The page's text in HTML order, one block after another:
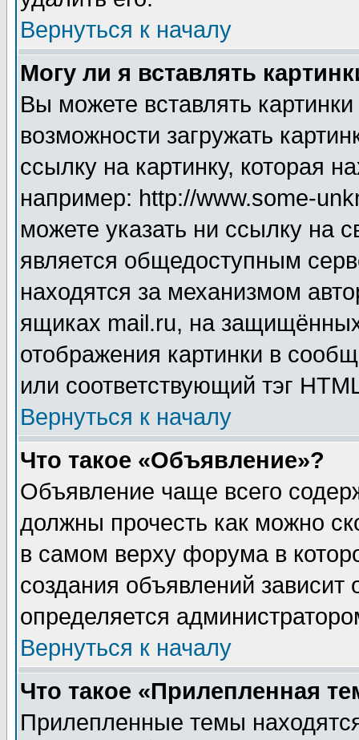
Вернуться к началу
Могу ли я вставлять
Вы можете вставлять
возможности загружать
ссылку на картинку, которая
например: http://www.some-
можете указать ни ссылку на
является общедоступным
находятся за механизмом
ящиках mail.ru, на
отображения картинки в
или соответствующий тэг
Вернуться к началу
Что такое «Объявление»?
Объявление чаще всего
должны прочесть как можно
в самом верху форума в
создания объявлений зависит
определяется
Вернуться к началу
Что такое «Прилепленная
Прилепленные темы